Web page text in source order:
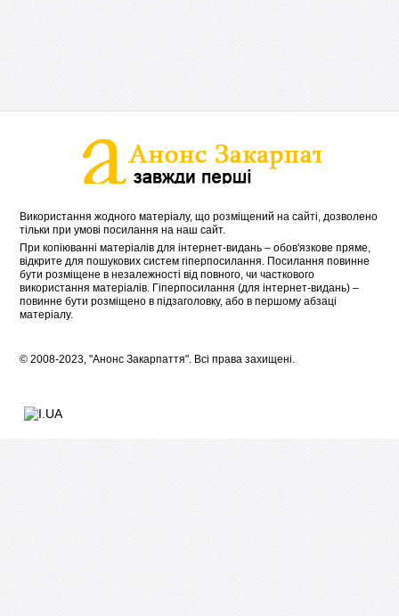
Використання жодного матеріалу, що розміщений на сайті, дозволено
тільки при умові посилання на наш сайт.
При копіюванні матеріалів для інтернет-видань – обов'язкове пряме,
відкрите для пошукових систем гіперпосилання. Посилання повинне
бути розміщене в незалежності від повного, чи часткового
використання матеріалів. Гіперпосилання (для інтернет-видань) –
повинне бути розміщено в підзаголовку, або в першому абзаці
матеріалу.
© 2008-2023, "Анонс Закарпаття". Всі права захищені.